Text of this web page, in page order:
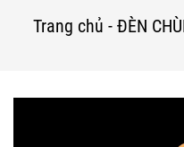
Trang chủ - ĐÈN